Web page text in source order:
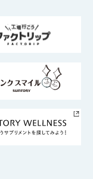
ィ経営